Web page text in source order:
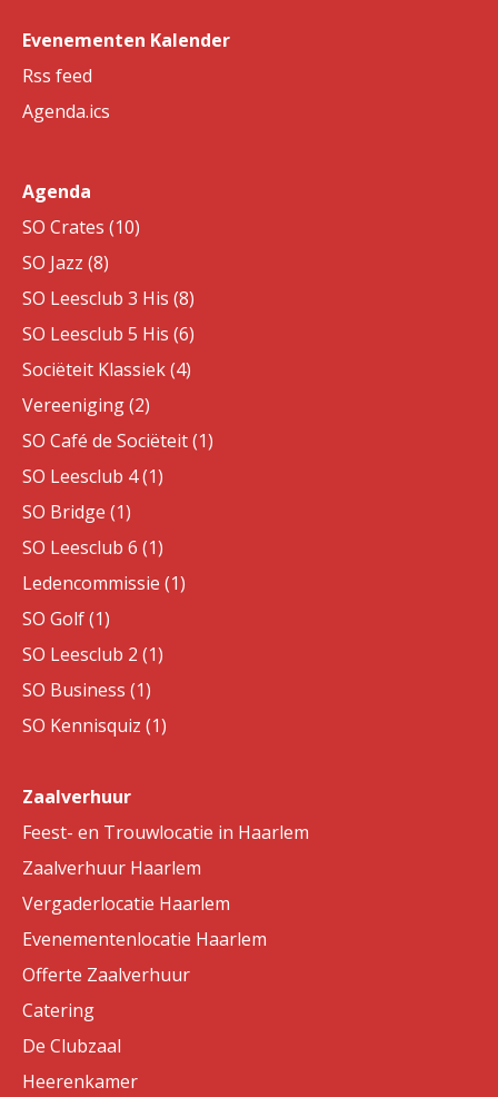
Evenementen Kalender
Rss feed
Agenda.ics
Agenda
SO Crates (10)
SO Jazz (8)
SO Leesclub 3 His (8)
SO Leesclub 5 His (6)
Sociëteit Klassiek (4)
Vereeniging (2)
SO Café de Sociëteit (1)
SO Leesclub 4 (1)
SO Bridge (1)
SO Leesclub 6 (1)
Ledencommissie (1)
SO Golf (1)
SO Leesclub 2 (1)
SO Business (1)
SO Kennisquiz (1)
Zaalverhuur
Feest- en Trouwlocatie in Haarlem
Zaalverhuur Haarlem
Vergaderlocatie Haarlem
Evenementenlocatie Haarlem
Offerte Zaalverhuur
Catering
De Clubzaal
Heerenkamer